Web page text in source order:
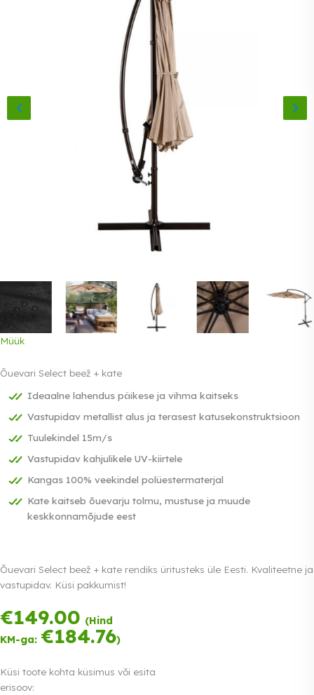
Müük
Õuevari Select beež + kate
Ideaalne lahendus päikese ja vihma kaitseks
Vastupidav metallist alus ja terasest katusekonstruktsioon
Tuulekindel 15m/s
Vastupidav kahjulikele UV-kiirtele
Kangas 100% veekindel polüestermaterjal
Kate kaitseb õuevarju tolmu, mustuse ja muude
keskkonnamõjude eest
Õuevari Select beež + kate rendiks üritusteks üle Eesti. Kvaliteetne ja
vastupidav. Küsi pakkumist!
€149.00 (Hind
KM-ga: €184.76)
Küsi toote kohta küsimus või esita
erisoov: